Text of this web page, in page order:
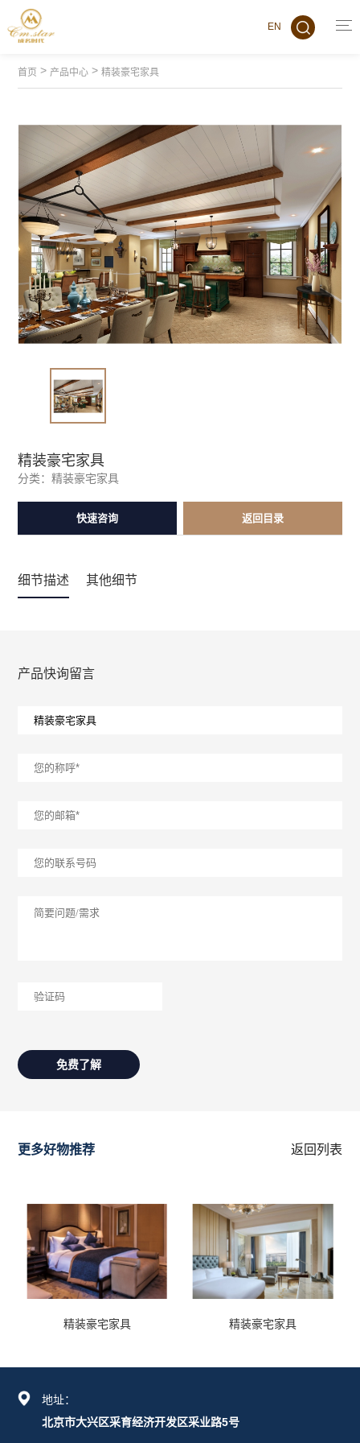
EN
首页 > 产品中心 >精装豪宅家具
精装豪宅家具
分类：精装豪宅家具
快速咨询 返回目录
细节描述 其他细节
产品快询留言
更多好物推荐 返回列表
精装豪宅家具 精装豪宅家具
地址：
北京市大兴区采育经济开发区采业路5号